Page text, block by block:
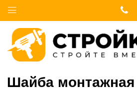
Шайба монтажная